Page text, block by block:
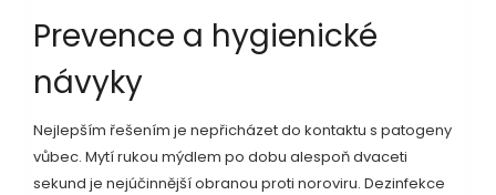
Prevence a hygienické
návyky
Nejlepším řešením je nepřicházet do kontaktu s patogeny
vůbec. Mytí rukou mýdlem po dobu alespoň dvaceti
sekund je nejúčinnější obranou proti noroviru. Dezinfekce